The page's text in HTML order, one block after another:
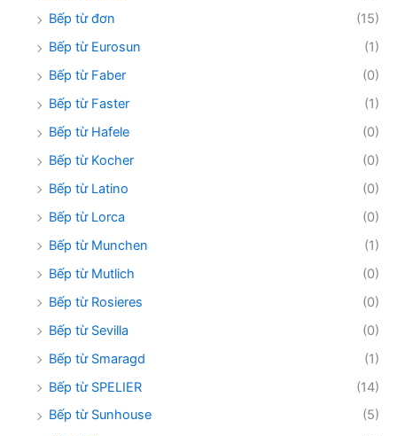
Bếp từ đơn
(15)
Bếp từ Eurosun
(1)
Bếp từ Faber
(0)
Bếp từ Faster
(1)
Bếp từ Hafele
(0)
Bếp từ Kocher
(0)
Bếp từ Latino
(0)
Bếp từ Lorca
(0)
Bếp từ Munchen
(1)
Bếp từ Mutlich
(0)
Bếp từ Rosieres
(0)
Bếp từ Sevilla
(0)
Bếp từ Smaragd
(1)
Bếp từ SPELIER
(14)
Bếp từ Sunhouse
(5)